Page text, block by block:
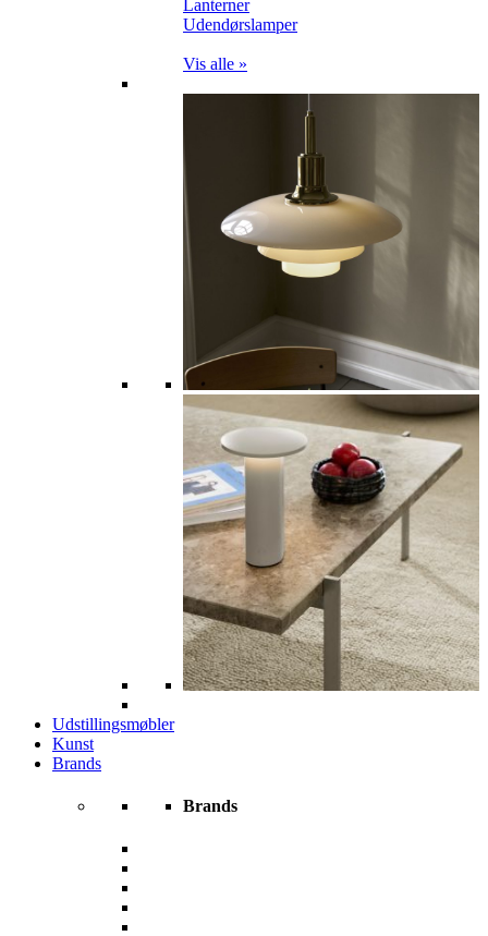
Lanterner
Udendørslamper
Vis alle »
Udstillingsmøbler
Kunst
Brands
Brands